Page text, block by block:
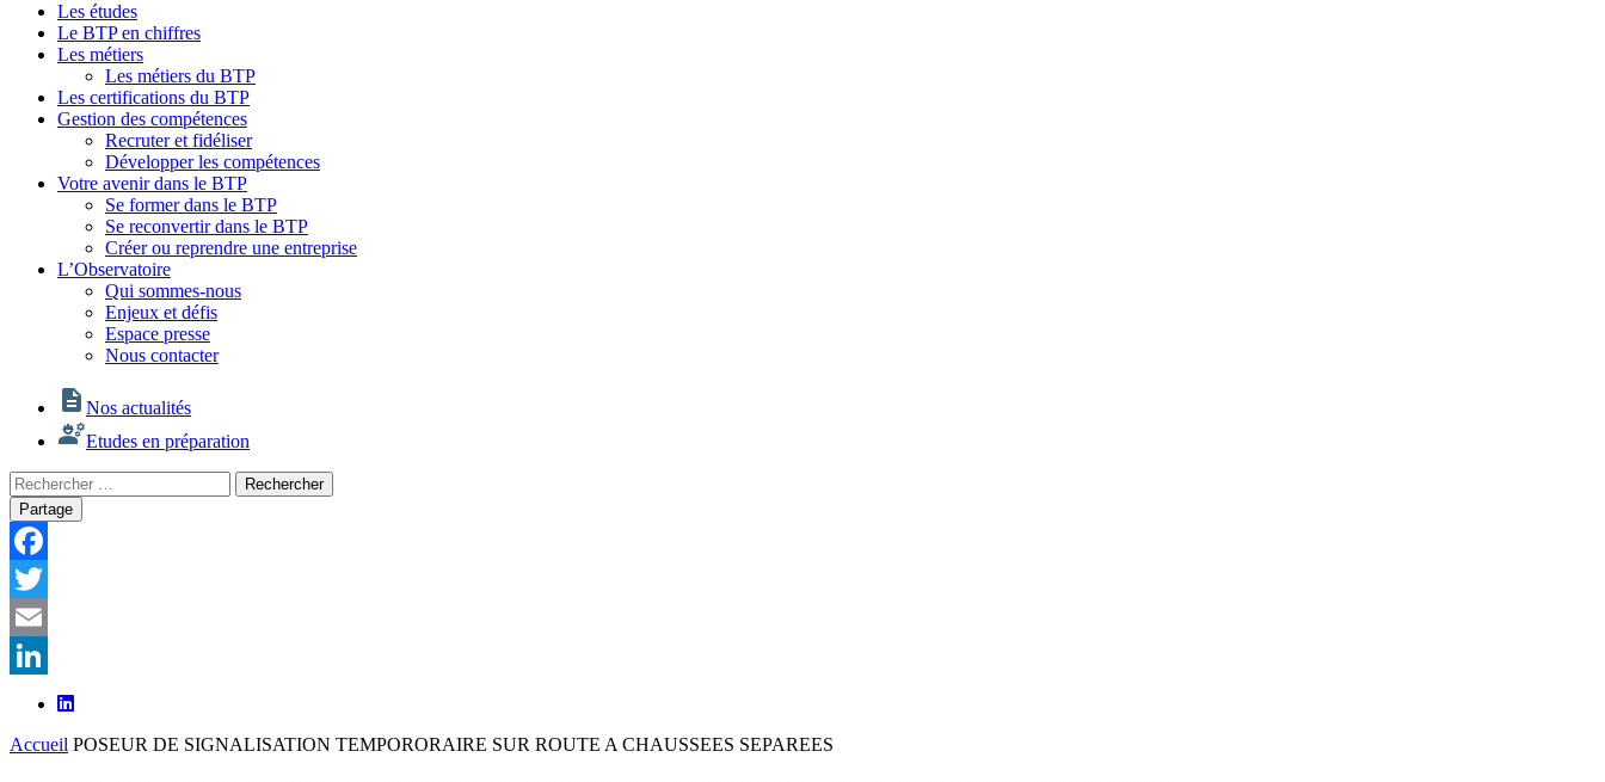
Les études
Le BTP en chiffres
Les métiers
Les métiers du BTP
Les certifications du BTP
Gestion des compétences
Recruter et fidéliser
Développer les compétences
Votre avenir dans le BTP
Se former dans le BTP
Se reconvertir dans le BTP
Créer ou reprendre une entreprise
L’Observatoire
Qui sommes-nous
Enjeux et défis
Espace presse
Nous contacter
Nos actualités
Etudes en préparation
Rechercher
:
Rechercher
Partage
Facebook
Twitter
Email
LinkedIn
Accueil POSEUR DE SIGNALISATION TEMPORORAIRE SUR ROUTE A CHAUSSEES SEPAREES